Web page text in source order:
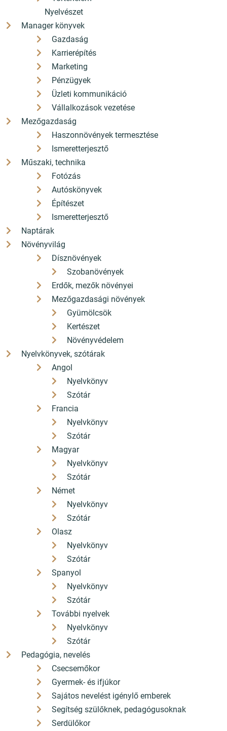
Nyelvészet
Manager könyvek
Gazdaság
Karrierépítés
Marketing
Pénzügyek
Üzleti kommunikáció
Vállalkozások vezetése
Mezőgazdaság
Haszonnövények termesztése
Ismeretterjesztő
Műszaki, technika
Fotózás
Autóskönyvek
Építészet
Ismeretterjesztő
Naptárak
Növényvilág
Dísznövények
Szobanövények
Erdők, mezők növényei
Mezőgazdasági növények
Gyümölcsök
Kertészet
Növényvédelem
Nyelvkönyvek, szótárak
Angol
Nyelvkönyv
Szótár
Francia
Nyelvkönyv
Szótár
Magyar
Nyelvkönyv
Szótár
Német
Nyelvkönyv
Szótár
Olasz
Nyelvkönyv
Szótár
Spanyol
Nyelvkönyv
Szótár
További nyelvek
Nyelvkönyv
Szótár
Pedagógia, nevelés
Csecsemőkor
Gyermek- és ifjúkor
Sajátos nevelést igénylő emberek
Segítség szülőknek, pedagógusoknak
Serdülőkor